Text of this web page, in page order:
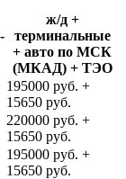
ж/д +
терминальные
+ авто по МСК
(МКАД) + ТЭО
195000 руб. +
15650 руб.
220000 руб. +
15650 руб.
195000 руб. +
15650 руб.